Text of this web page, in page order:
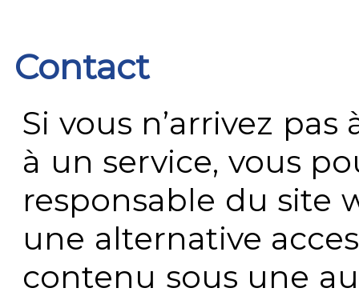
Contact
Si vous n’arrivez
à un service, vous
responsable du site
une alternative
contenu sous une